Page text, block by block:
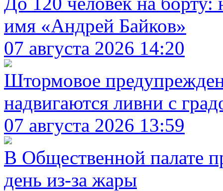
имя «Андрей Байков»
07 августа 2026 14:20
Штормовое
надвигаются ливни с
07 августа 2026 13:59
В Общественной палате
день из-за жары